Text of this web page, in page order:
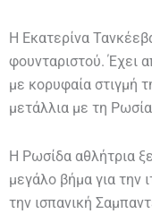
Η Εκατερίνα
φουνταριστού. Έχει
με κορυφαία στιγμή
μετάλλια με τη
Η Ρωσίδα αθλήτρια
μεγάλο βήμα για την
την ισπανική